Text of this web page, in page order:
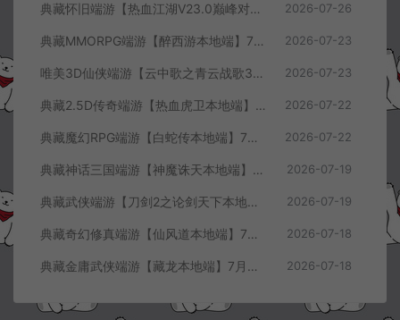
典藏怀旧端游【热血江湖V23.0巅峰对决】7月最新整理Win一键服务端+GS源码+百宝阁+在线GM工具+PC客户端+详细搭建教程 2026-07-26
典藏MMORPG端游【醉西游本地端】7月最新整理Win一键服务端+GM授权后台+PC客户端+详细搭建教程 2026-07-23
唯美3D仙侠端游【云中歌之青云战歌3D本地端】7月最新整理Win一键服务端+GM工具+PC客户端+详细搭建教程 2026-07-23
典藏2.5D传奇端游【热血虎卫本地端】7月最新整理Win一键服务端+充值教程+PC客户端+详细搭建教程 2026-07-22
典藏魔幻RPG端游【白蛇传本地端】7月最新整理Win一键服务端+GM工具+PC客户端+详细搭建教程 2026-07-22
典藏神话三国端游【神魔诛天本地端】7月最新整理Win一键服务端+充值教程+PC客户端+详细搭建教程 2026-07-19
典藏武侠端游【刀剑2之论剑天下本地端】7月最新整理Win一键服务端+GM工具+PC客户端+详细搭建教程 2026-07-19
典藏奇幻修真端游【仙风道本地端】7月最新整理Win一键服务端+GM工具+PC客户端+详细搭建教程 2026-07-18
典藏金庸武侠端游【藏龙本地端】7月最新整理Win一键服务端+GM工具+PC客户端+详细搭建教程 2026-07-18